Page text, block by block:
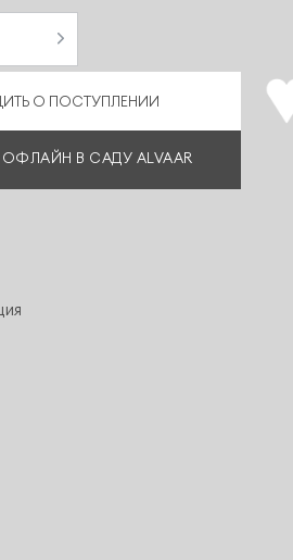
О ПОСТУПЛЕНИИ
В САДУ ALVAAR